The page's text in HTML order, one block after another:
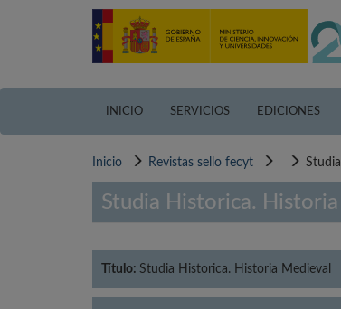
INICIO SERVICIOS EDICIONES
Inicio Revistas sello fecyt
Studia Historica. Historia
Título: Studia Historica. Historia Medieval